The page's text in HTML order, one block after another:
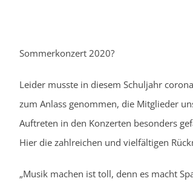
Sommerkonzert 2020?
Leider musste in diesem Schuljahr
zum Anlass genommen, die Mitglieder
Auftreten in den Konzerten besonders
Hier die zahlreichen und vielfältigen
„Musik machen ist toll, denn es macht